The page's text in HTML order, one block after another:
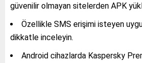
güvenilir olmayan sitelerden APK
Özellikle SMS erişimi isteyen
dikkatle inceleyin.
Android cihazlarda Kaspersky